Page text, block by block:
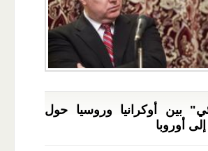
بين أوكرانيا وروسيا حول
أوروبا